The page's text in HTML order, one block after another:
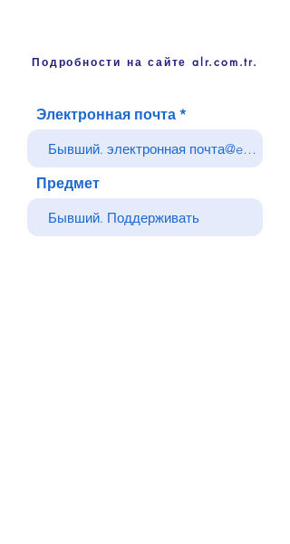
Подробности на сайте alr.com.tr.
Электронная почта
Предмет